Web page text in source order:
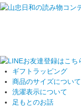
ギフトラッピング
商品のサイズについて
洗濯表示について
足もとのお話